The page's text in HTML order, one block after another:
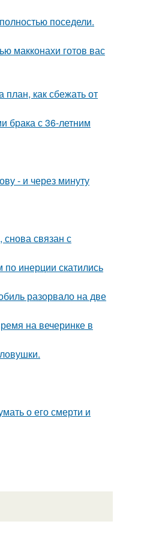
поседели.
макконахи готов вас
как сбежать от
брака с 36-летним
- и через минуту
связан с
по инерции скатились
разорвало на две
на вечеринке в
о его смерти и